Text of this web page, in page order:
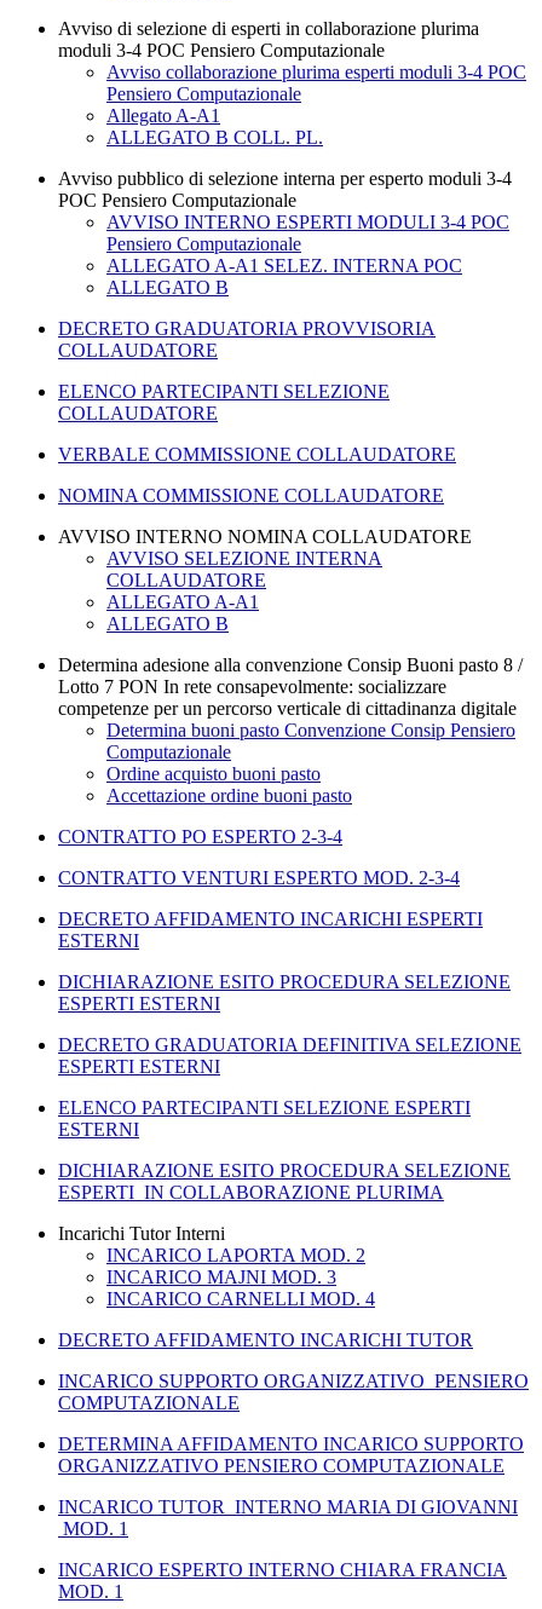
Avviso di selezione di esperti in collaborazione plurima
moduli 3-4 POC Pensiero Computazionale
Avviso collaborazione plurima esperti moduli 3-4 POC
Pensiero Computazionale
Allegato A-A1
ALLEGATO B COLL. PL.
Avviso pubblico di selezione interna per esperto moduli 3-4
POC Pensiero Computazionale
AVVISO INTERNO ESPERTI MODULI 3-4 POC
Pensiero Computazionale
ALLEGATO A-A1 SELEZ. INTERNA POC
ALLEGATO B
DECRETO GRADUATORIA PROVVISORIA
COLLAUDATORE
ELENCO PARTECIPANTI SELEZIONE
COLLAUDATORE
VERBALE COMMISSIONE COLLAUDATORE
NOMINA COMMISSIONE COLLAUDATORE
AVVISO INTERNO NOMINA COLLAUDATORE
AVVISO SELEZIONE INTERNA
COLLAUDATORE
ALLEGATO A-A1
ALLEGATO B
Determina adesione alla convenzione Consip Buoni pasto 8 /
Lotto 7 PON In rete consapevolmente: socializzare
competenze per un percorso verticale di cittadinanza digitale
Determina buoni pasto Convenzione Consip Pensiero
Computazionale
Ordine acquisto buoni pasto
Accettazione ordine buoni pasto
CONTRATTO PO ESPERTO 2-3-4
CONTRATTO VENTURI ESPERTO MOD. 2-3-4
DECRETO AFFIDAMENTO INCARICHI ESPERTI
ESTERNI
DICHIARAZIONE ESITO PROCEDURA SELEZIONE
ESPERTI ESTERNI
DECRETO GRADUATORIA DEFINITIVA SELEZIONE
ESPERTI ESTERNI
ELENCO PARTECIPANTI SELEZIONE ESPERTI
ESTERNI
DICHIARAZIONE ESITO PROCEDURA SELEZIONE
ESPERTI IN COLLABORAZIONE PLURIMA
Incarichi Tutor Interni
INCARICO LAPORTA MOD. 2
INCARICO MAJNI MOD. 3
INCARICO CARNELLI MOD. 4
DECRETO AFFIDAMENTO INCARICHI TUTOR
INCARICO SUPPORTO ORGANIZZATIVO PENSIERO
COMPUTAZIONALE
DETERMINA AFFIDAMENTO INCARICO SUPPORTO
ORGANIZZATIVO PENSIERO COMPUTAZIONALE
INCARICO TUTOR INTERNO MARIA DI GIOVANNI
MOD. 1
INCARICO ESPERTO INTERNO CHIARA FRANCIA
MOD. 1